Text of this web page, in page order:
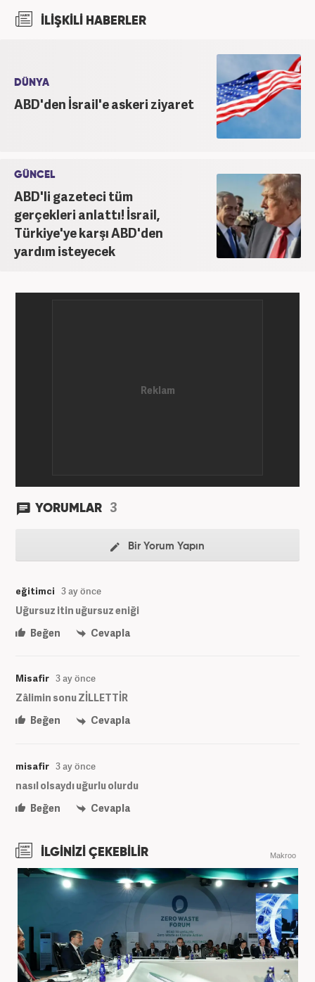
basında birçok alanda görev alarak muhabirlik ve
Grubu bünyesinde yer alan Haber7.com sitesinde
devam etmektedir.
İLİŞKİLİ HABERLER
DÜNYA
ABD'den İsrail'e askeri ziyaret
GÜNCEL
ABD'li gazeteci tüm
gerçekleri anlattı! İsrail,
Türkiye'ye karşı ABD'den
yardım isteyecek
YORUMLAR 3
Bir Yorum Yapın
eğitimci 3 ay önce
Uğursuz itin uğursuz eniği
Beğen
Cevapla
Misafir 3 ay önce
Zâlimin sonu ZİLLETTİR
Beğen
Cevapla
misafir 3 ay önce
nasıl olsaydı uğurlu olurdu
Beğen
Cevapla
İLGİNİZİ ÇEKEBİLİR Makroo